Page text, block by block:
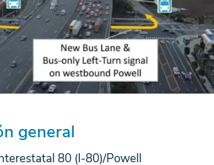
general
80 (I-80)/Powell